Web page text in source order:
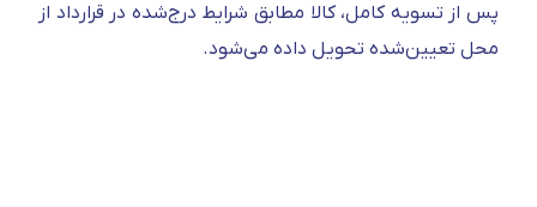
پس از تسویه کامل، کالا مطابق شرایط درج‌شده در قرارداد از
محل تعیین‌شده تحویل داده می‌شود.